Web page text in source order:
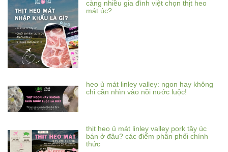
càng nhiều gia đình việt chọn thịt heo
mát úc?
heo ủ mát linley valley: ngon hay không
chỉ cần nhìn vào nồi nước luộc!
thịt heo ủ mát linley valley pork tây úc
bán ở đâu? các điểm phân phối chính
thức